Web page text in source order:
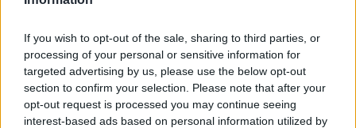
If you wish to opt-out of the sale, sharing to third parties, or
processing of your personal or sensitive information for
targeted advertising by us, please use the below opt-out
section to confirm your selection. Please note that after your
opt-out request is processed you may continue seeing
interest-based ads based on personal information utilized by
εκδηλώσεις “Πολιτιστικό Καλοκαίρι 2026, 16ο Φεστιβάλ
Γη - Πολιτισμός- Τουρισμός”
ΠΕΡΙΣΣΟΤΕΡΑ